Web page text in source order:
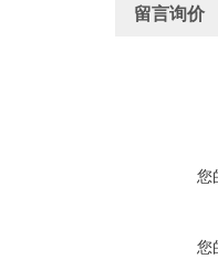
留言询价
您
您